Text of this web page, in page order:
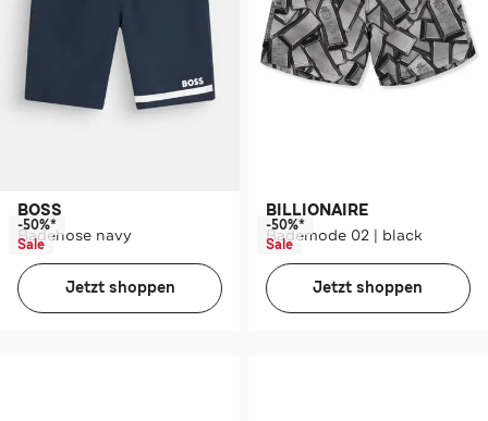
BOSS
Badehose navy
-50%*
Sale
Jetzt shoppen
BILLIONAIRE
Bademode 02 | black
-50%*
Sale
Jetzt shoppen